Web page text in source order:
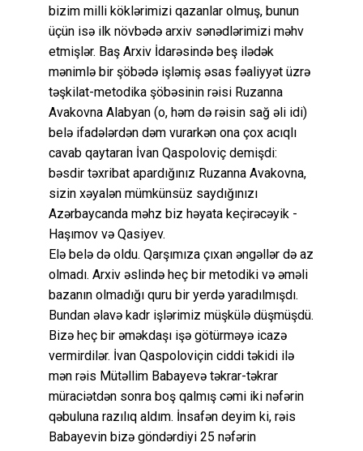
bizim milli köklərimizi qazanlar olmuş, bunun
üçün isə ilk növbədə arxiv sənədlərimizi məhv
etmişlər. Baş Arxiv İdarəsində beş ilədək
mənimlə bir şöbədə işləmiş əsas fəaliyyət üzrə
təşkilat-metodika şöbəsinin rəisi Ruzanna
Avakovna Alabyan (o, həm də rəisin sağ əli idi)
belə ifadələrdən dəm vurarkən ona çox acıqlı
cavab qaytaran İvan Qaspoloviç demişdi:
bəsdir təxribat apardığınız Ruzanna Avakovna,
sizin xəyalən mümkünsüz saydığınızı
Azərbaycanda məhz biz həyata keçirəcəyik -
Haşımov və Qasiyev.
Elə belə də oldu. Qarşımıza çıxan əngəllər də az
olmadı. Arxiv əslində heç bir metodiki və əməli
bazanın olmadığı quru bir yerdə yaradılmışdı.
Bundan əlavə kadr işlərimiz müşkülə düşmüşdü.
Bizə heç bir əməkdaşı işə götürməyə icazə
vermirdilər. İvan Qaspoloviçin ciddi təkidi ilə
mən rəis Mütəllim Babayevə təkrar-təkrar
müraciətdən sonra boş qalmış cəmi iki nəfərin
qəbuluna razılıq aldım. İnsafən deyim ki, rəis
Babayevin bizə göndərdiyi 25 nəfərin